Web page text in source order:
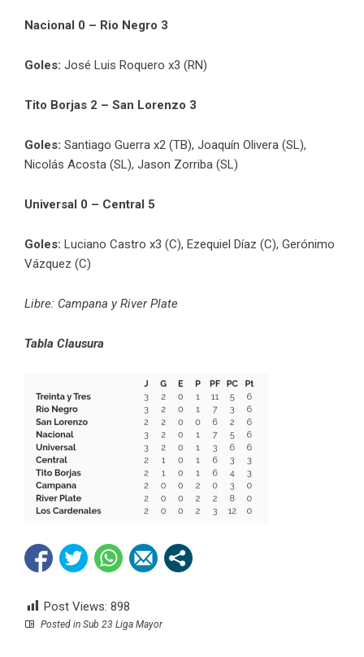
Nacional 0 – Rio Negro 3
Goles: José Luis Roquero x3 (RN)
Tito Borjas 2 – San Lorenzo 3
Goles: Santiago Guerra x2 (TB), Joaquín Olivera (SL),
Nicolás Acosta (SL), Jason Zorriba (SL)
Universal 0 – Central 5
Goles: Luciano Castro x3 (C), Ezequiel Díaz (C), Gerónimo
Vázquez (C)
Libre: Campana y River Plate
Tabla Clausura
Post Views: 898
Posted in Sub 23 Liga Mayor